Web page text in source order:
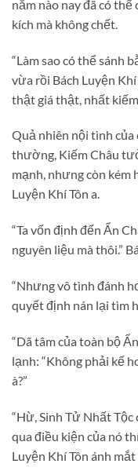
năm nào nay đã có
kích mà không chết.
“Làm sao có thể sánh
vừa rồi Bách Luyện
thật giá thật, nhất
Quả nhiên nội tình của
thường, Kiếm Châu
mạnh, nhưng còn kém
Luyện Khí Tôn a.
“Ta vốn định đến Ẩn
nguyên liệu mà thôi.”
“Nhưng vô tình đánh
quyết định nán lại tìm
“Dã tâm của toàn bộ
lạnh: “Không phải kế
à?”
“Hừ, Sinh Tử Nhất
qua điều kiện của nó
Luyện Khí Tôn ánh